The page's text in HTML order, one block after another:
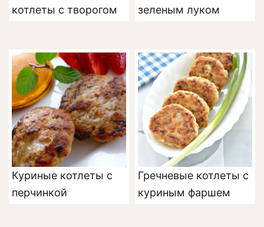
котлеты с творогом
зеленым луком
Куриные котлеты с
перчинкой
Гречневые котлеты с
куриным фаршем